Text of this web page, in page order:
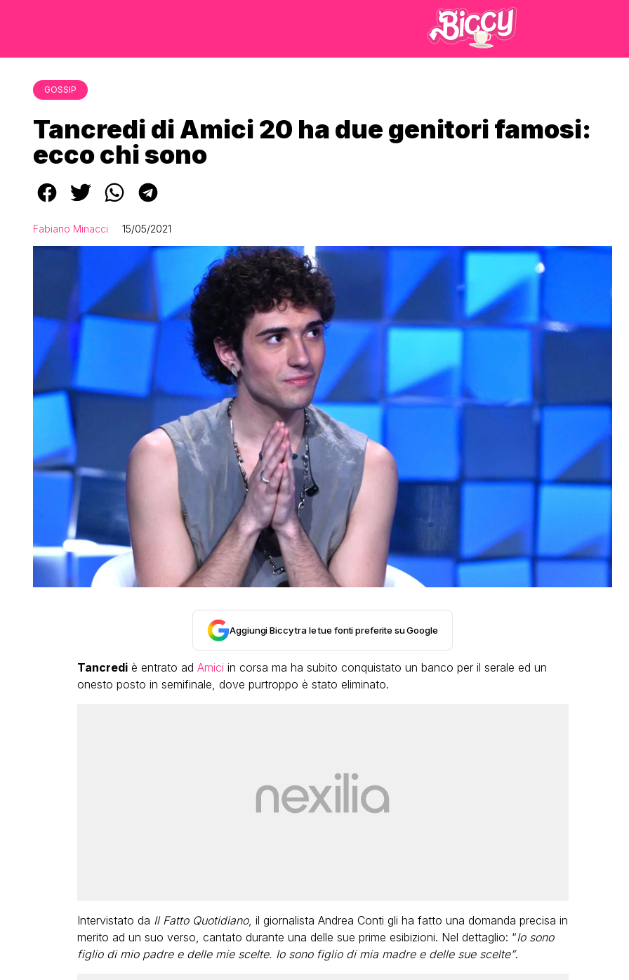
GOSSIP
Tancredi di Amici 20 ha due genitori famosi:
ecco chi sono
Fabiano Minacci 15/05/2021
Aggiungi Biccy tra le tue fonti preferite su Google
Tancrediè entrato ad Amici in corsa ma ha subito conquistato un banco per il serale ed un
onesto posto in semifinale, dove purtroppo è stato eliminato.
Intervistato da Il Fatto Quotidiano, il giornalista Andrea Conti gli ha fatto una domanda precisa in
merito ad un suo verso, cantato durante una delle sue prime esibizioni. Nel dettaglio: “Io sono
figlio di mio padre e delle mie scelte. Io sono figlio di mia madre e delle sue scelte”.